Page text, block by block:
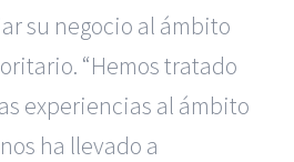
su negocio al ámbito
“Hemos tratado
experiencias al ámbito
ha llevado a